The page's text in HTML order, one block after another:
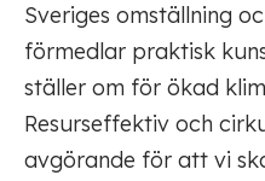
Sveriges omställning
förmedlar praktisk
ställer om för ökad
Resurseffektiv och
avgörande för att vi